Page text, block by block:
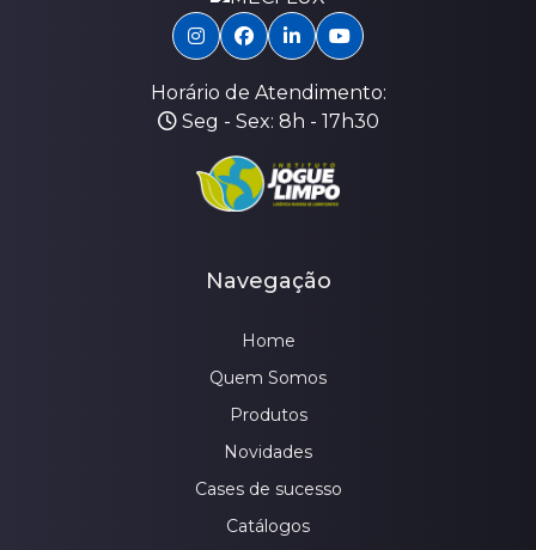
Horário de Atendimento:
Seg - Sex: 8h - 17h30
Navegação
Home
Quem Somos
Produtos
Novidades
Cases de sucesso
Catálogos